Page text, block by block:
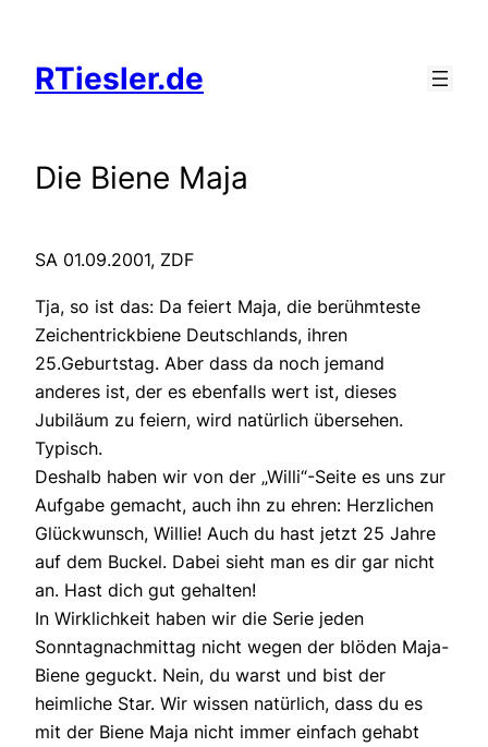
springen
RTiesler.de
Die Biene Maja
SA 01.09.2001, ZDF
Tja, so ist das: Da feiert Maja, die berühmteste
Zeichentrickbiene Deutschlands, ihren
25.Geburtstag. Aber dass da noch jemand
anderes ist, der es ebenfalls wert ist, dieses
Jubiläum zu feiern, wird natürlich übersehen.
Typisch.
Deshalb haben wir von der „Willi“-Seite es uns zur
Aufgabe gemacht, auch ihn zu ehren: Herzlichen
Glückwunsch, Willie! Auch du hast jetzt 25 Jahre
auf dem Buckel. Dabei sieht man es dir gar nicht
an. Hast dich gut gehalten!
In Wirklichkeit haben wir die Serie jeden
Sonntagnachmittag nicht wegen der blöden Maja-
Biene geguckt. Nein, du warst und bist der
heimliche Star. Wir wissen natürlich, dass du es
mit der Biene Maja nicht immer einfach gehabt